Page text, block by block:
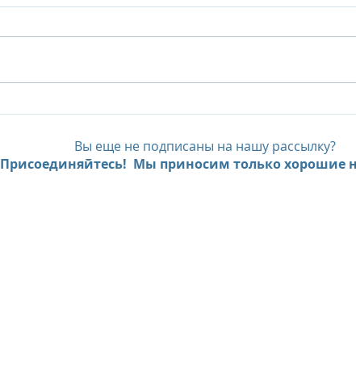
Вы еще не подписаны на нашу рассылку?
Присоединяйтесь! Мы приносим только хорошие